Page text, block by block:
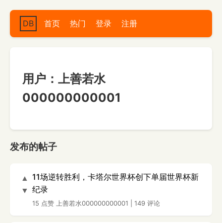
DB 首页 热门 登录 注册
用户：上善若水
000000000001
发布的帖子
▲
▼
11场逆转胜利，卡塔尔世界杯创下单届世界杯新
纪录
15 点赞 上善若水000000000001 149 评论